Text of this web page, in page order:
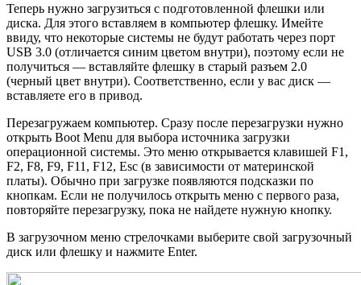
Теперь нужно загрузиться с подготовленной флешки или
диска. Для этого вставляем в компьютер флешку. Имейте
ввиду, что некоторые системы не будут работать через порт
USB 3.0 (отличается синим цветом внутри), поэтому если не
получиться — вставляйте флешку в старый разъем 2.0
(черный цвет внутри). Соответственно, если у вас диск —
вставляете его в привод.
Перезагружаем компьютер. Сразу после перезагрузки нужно
открыть Boot Menu для выбора источника загрузки
операционной системы. Это меню открывается клавишей F1,
F2, F8, F9, F11, F12, Esc (в зависимости от материнской
платы). Обычно при загрузке появляются подсказки по
кнопкам. Если не получилось открыть меню с первого раза,
повторяйте перезагрузку, пока не найдете нужную кнопку.
В загрузочном меню стрелочками выберите свой загрузочный
диск или флешку и нажмите Enter.